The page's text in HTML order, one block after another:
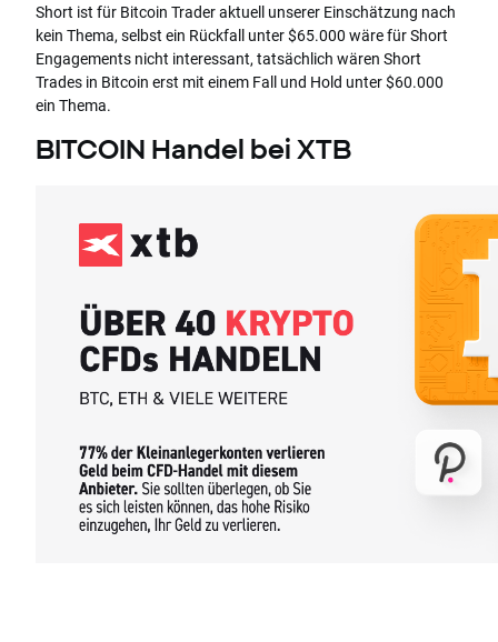
Short ist für Bitcoin Trader aktuell unserer Einschätzung nach
kein Thema, selbst ein Rückfall unter $65.000 wäre für Short
Engagements nicht interessant, tatsächlich wären Short
Trades in Bitcoin erst mit einem Fall und Hold unter $60.000
ein Thema.
BITCOIN Handel bei XTB